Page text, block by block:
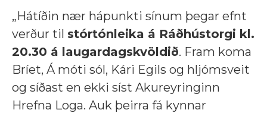
„Hátíðin nær hápunkti sínum þegar efnt
verður til stórtónleika á Ráðhústorgi kl.
20.30 á laugardagskvöldið. Fram koma
Bríet, Á móti sól, Kári Egils og hljómsveit
og síðast en ekki síst Akureyringinn
Hrefna Loga. Auk þeirra fá kynnar